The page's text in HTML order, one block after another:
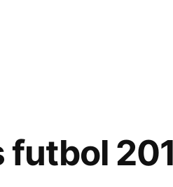
futbol